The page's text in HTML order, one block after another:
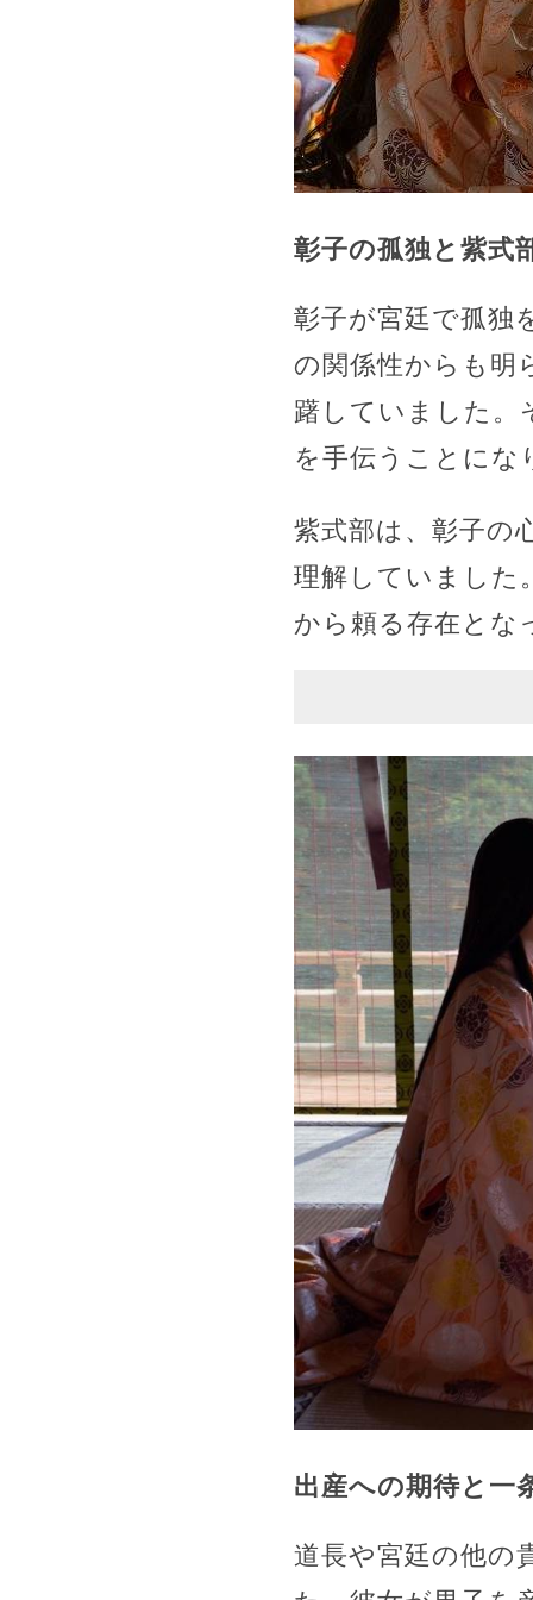
彰子の孤独と紫式
彰子が宮廷で孤独
の関係性からも明
躇していました。
を手伝うことにな
紫式部は、彰子の
理解していました
から頼る存在とな
出産への期待と一
道長や宮廷の他の